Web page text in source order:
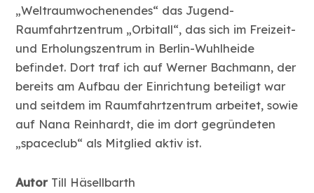
„Weltraumwochenendes“ das Jugend-
Raumfahrtzentrum „Orbitall“, das sich im Freizeit-
und Erholungszentrum in Berlin-Wuhlheide
befindet. Dort traf ich auf Werner Bachmann, der
bereits am Aufbau der Einrichtung beteiligt war
und seitdem im Raumfahrtzentrum arbeitet, sowie
auf Nana Reinhardt, die im dort gegründeten
„spaceclub“ als Mitglied aktiv ist.
AutorTill Häsellbarth